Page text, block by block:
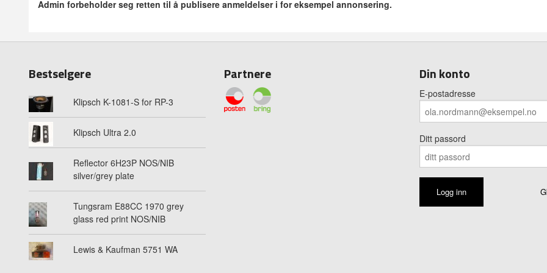
Admin forbeholder seg retten til å publisere anmeldelser i for eksempel annonsering.
Bestselgere
Klipsch K-1081-S for RP-3
Klipsch Ultra 2.0
Reflector 6H23P NOS/NIB
silver/grey plate
Tungsram E88CC 1970 grey
glass red print NOS/NIB
Lewis & Kaufman 5751 WA
Partnere Din konto
E-postadresse
Ditt passord